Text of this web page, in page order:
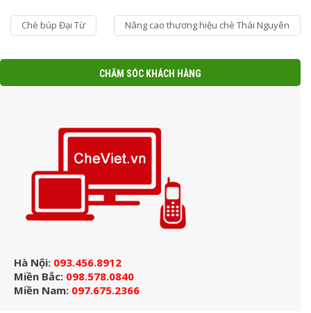
Nâng cao thương hiệu chè Thái Nguyên
Chè búp Đại Từ
CHĂM SÓC KHÁCH HÀNG
Hà Nội: 093.456.8912
Miền Bắc: 098.578.0840
Miền Nam: 097.675.2366